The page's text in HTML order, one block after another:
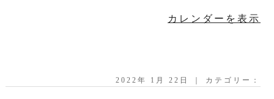
カレンダーを表示
2022年 1月 22日 ｜ カテゴリー：